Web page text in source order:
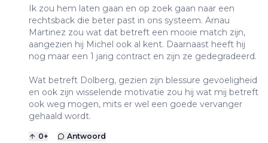
Ik zou hem laten gaan en op zoek gaan naar een
rechtsback die beter past in ons systeem. Arnau
Martinez zou wat dat betreft een mooie match zijn,
aangezien hij Michel ook al kent. Daarnaast heeft hij
nog maar een 1 jarig contract en zijn ze gedegradeerd.
Wat betreft Dolberg, gezien zijn blessure gevoeligheid
en ook zijn wisselende motivatie zou hij wat mij betreft
ook weg mogen, mits er wel een goede vervanger
gehaald wordt.
0+ Antwoord